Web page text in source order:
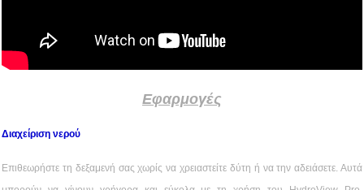
Εφαρμογές
Διαχείριση νερού
Επιθεωρήστε τη δεξαμενή σας χωρίς να χρειαστείτε δύτη ή να την αδειάσετε. Αυτά